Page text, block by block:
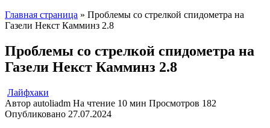
Главная страница » Проблемы со стрелкой спидометра на
Газели Некст Камминз 2.8
Проблемы со стрелкой спидометра на
Газели Некст Камминз 2.8
Лайфхаки
Автор autoliadm На чтение 10 мин Просмотров 182
Опубликовано 27.07.2024